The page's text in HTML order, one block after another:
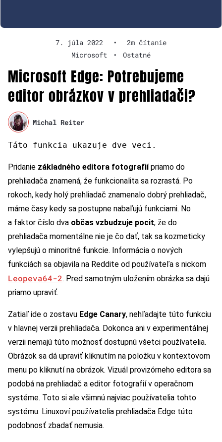
7. júla 2022 •
2m čítanie
Microsoft
• Ostatné
Microsoft Edge: Potrebujeme
editor obrázkov v prehliadači?
Michal Reiter
Táto funkcia ukazuje dve veci.
Pridanie základného editora fotografiípriamo do
prehliadača znamená, že funkcionalita sa rozrastá. Po
rokoch, kedy holý prehliadač znamenalo dobrý prehliadač,
máme časy kedy sa postupne nabaľujú funkciami. No
a faktor číslo dva občas vzbudzuje pocit, že do
prehliadača momentálne nie je čo dať, tak sa kozmeticky
vylepšujú o minoritné funkcie. Informácia o nových
funkciách sa objavila na Reddite od používateľa s nickom
Leopeva64-2. Pred samotným uložením obrázka sa dajú
priamo upraviť.
Zatiaľ ide o zostavu Edge Canary, nehľadajte túto funkciu
v hlavnej verzii prehliadača. Dokonca ani v experimentálnej
verzii nemajú túto možnosť dostupnú všetci používatelia.
Obrázok sa dá upraviť kliknutím na položku v kontextovom
menu po kliknutí na obrázok. Vizuál provizórneho editora sa
podobá na prehliadač a editor fotografií v operačnom
systéme. Toto si ale všimnú najviac používatelia tohto
systému. Linuxoví používatelia prehliadača Edge túto
podobnosť zbadať nemusia.